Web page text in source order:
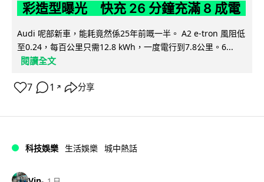
彩造型曝光 快充 26 分鐘充滿 8 成電
Audi 呢部新車，能耗竟然係25年前嘅一半。 A2 e-tron 風阻低
至0.24，每百公里只需12.8 kWh，一度電行到7.8公里。6...
閱讀全文
7 1 ↗ 分享
科技娛樂 生活娛樂 城中熱話